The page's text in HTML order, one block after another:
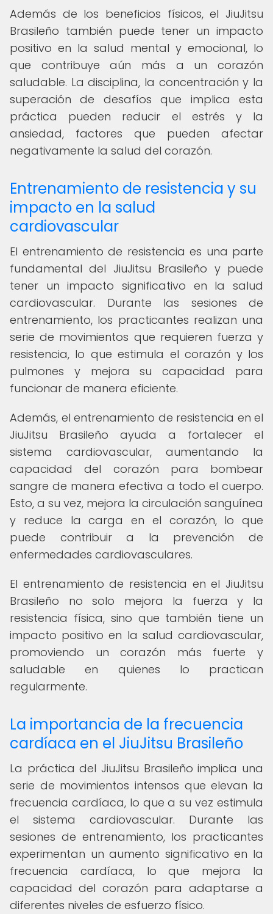
Además de los beneficios físicos, el JiuJitsu
Brasileño también puede tener un impacto
positivo en la salud mental y emocional, lo
que contribuye aún más a un corazón
saludable. La disciplina, la concentración y la
superación de desafíos que implica esta
práctica pueden reducir el estrés y la
ansiedad, factores que pueden afectar
negativamente la salud del corazón.
Entrenamiento de resistencia y su
impacto en la salud
cardiovascular
El entrenamiento de resistencia es una parte
fundamental del JiuJitsu Brasileño y puede
tener un impacto significativo en la salud
cardiovascular. Durante las sesiones de
entrenamiento, los practicantes realizan una
serie de movimientos que requieren fuerza y
resistencia, lo que estimula el corazón y los
pulmones y mejora su capacidad para
funcionar de manera eficiente.
Además, el entrenamiento de resistencia en el
JiuJitsu Brasileño ayuda a fortalecer el
sistema cardiovascular, aumentando la
capacidad del corazón para bombear
sangre de manera efectiva a todo el cuerpo.
Esto, a su vez, mejora la circulación sanguínea
y reduce la carga en el corazón, lo que
puede contribuir a la prevención de
enfermedades cardiovasculares.
El entrenamiento de resistencia en el JiuJitsu
Brasileño no solo mejora la fuerza y la
resistencia física, sino que también tiene un
impacto positivo en la salud cardiovascular,
promoviendo un corazón más fuerte y
saludable en quienes lo practican
regularmente.
La importancia de la frecuencia
cardíaca en el JiuJitsu Brasileño
La práctica del JiuJitsu Brasileño implica una
serie de movimientos intensos que elevan la
frecuencia cardíaca, lo que a su vez estimula
el sistema cardiovascular. Durante las
sesiones de entrenamiento, los practicantes
experimentan un aumento significativo en la
frecuencia cardíaca, lo que mejora la
capacidad del corazón para adaptarse a
diferentes niveles de esfuerzo físico.